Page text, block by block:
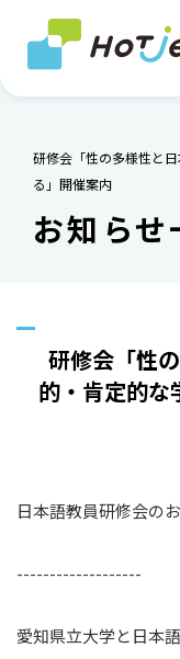
お知らせ
研修会「性の多様性と
る」開催案内
研修会「性
的・肯定的な
日本語教員研修会の
-------------------
愛知県立大学と日本